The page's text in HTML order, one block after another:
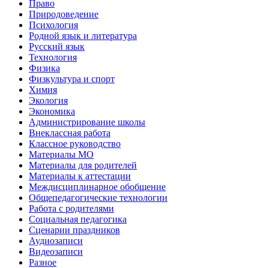
Право
Природоведение
Психология
Родной язык и литература
Русский язык
Технология
Физика
Физкультура и спорт
Химия
Экология
Экономика
Администрирование школы
Внеклассная работа
Классное руководство
Материалы МО
Материалы для родителей
Материалы к аттестации
Междисциплинарное обобщение
Общепедагогические технологии
Работа с родителями
Социальная педагогика
Сценарии праздников
Аудиозаписи
Видеозаписи
Разное